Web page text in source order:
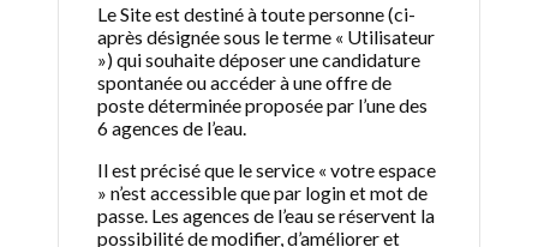
Le Site est destiné à toute personne (ci-
après désignée sous le terme « Utilisateur
») qui souhaite déposer une candidature
spontanée ou accéder à une offre de
poste déterminée proposée par l’une des
6 agences de l’eau.
Il est précisé que le service « votre espace
» n’est accessible que par login et mot de
passe. Les agences de l’eau se réservent la
possibilité de modifier, d’améliorer et